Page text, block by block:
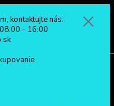
kontaktujte nás:
- 16:00